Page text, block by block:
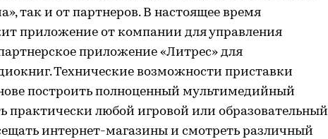
так и от партнеров. В настоящее время
приложение от компании для управления
приложение «Литрес» для
Технические возможности приставки
построить полноценный мультимедийный
практически любой игровой или образовательный
интернет-магазины и смотреть различный